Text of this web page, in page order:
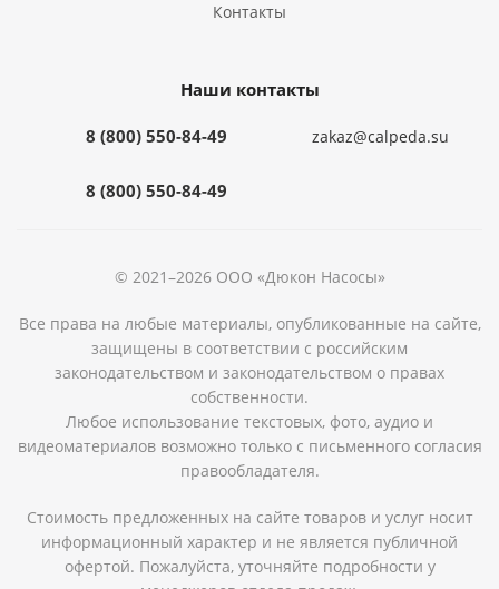
Контакты
Наши контакты
8 (800) 550-84-49
8 (800) 550-84-49
zakaz@calpeda.su
© 2021–2026 ООО «Дюкон Насосы»
Все права на любые материалы, опубликованные на сайте,
защищены в соответствии с российским
законодательством и законодательством о правах
собственности.
Любое использование текстовых, фото, аудио и
видеоматериалов возможно только с письменного согласия
правообладателя.
Стоимость предложенных на сайте товаров и услуг носит
информационный характер и не является публичной
офертой. Пожалуйста, уточняйте подробности у